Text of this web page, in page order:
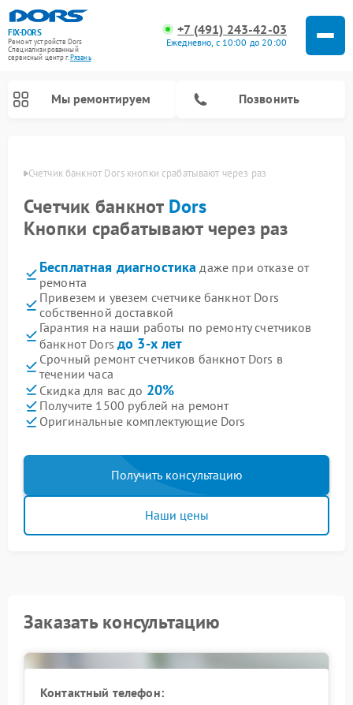
FIX-DORS
Ремонт устройств Dors
Специализированный
cервисный центр г.Рязань
+7 (491) 243-42-03
Ежедневно, с 10:00 до 20:00
Мы ремонтируем Позвонить
Счетчик банкнот Dors кнопки срабатывают через раз
Счетчик банкнот Dors
Кнопки срабатывают через раз
Бесплатная диагностика даже при отказе от
ремонта
Привезем и увезем счетчике банкнот Dors
собственной доставкой
Гарантия на наши работы по ремонту счетчиков
банкнот Dors до 3-х лет
Срочный ремонт счетчиков банкнот Dors в
течении часа
Скидка для вас до 20%
Получите 1500 рублей на ремонт
Оригинальные комплектующие Dors
Получить консультацию
Наши цены
Заказать консультацию
Контактный телефон: